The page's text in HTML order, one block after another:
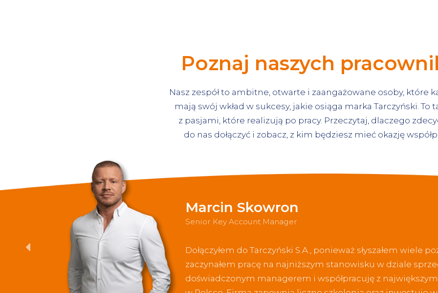
Poznaj naszych
Nasz zespół to ambitne, otwarte i zaangażowane osoby, które
mają swój wkład w sukcesy, jakie osiąga marka Tarczyński. To
z pasjami, które realizują po pracy. Przeczytaj, dlaczego
do nas dołączyć i zobacz, z kim będziesz mieć okazję
Marcin Skowron
Senior Key Account Manager
Dołączyłem do Tarczyński S.A., ponieważ słyszałem wiele
zaczynałem pracę na najniższym stanowisku w dziale
doświadczonym managerem i współpracuję z